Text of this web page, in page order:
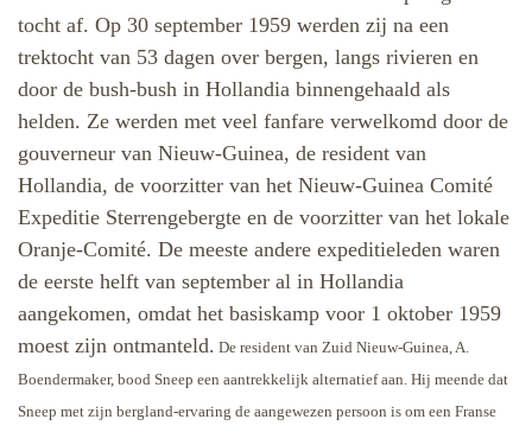
tocht af. Op 30 september 1959 werden zij na een
trektocht van 53 dagen over bergen, langs rivieren en
door de bush-bush in Hollandia binnengehaald als
helden. Ze werden met veel fanfare verwelkomd door de
gouverneur van Nieuw-Guinea, de resident van
Hollandia, de voorzitter van het Nieuw-Guinea Comité
Expeditie Sterrengebergte en de voorzitter van het lokale
Oranje-Comité. De meeste andere expeditieleden waren
de eerste helft van september al in Hollandia
aangekomen, omdat het basiskamp voor 1 oktober 1959
moest zijn ontmanteld. De resident van Zuid Nieuw-Guinea, A.
Boendermaker, bood Sneep een aantrekkelijk alternatief aan. Hij meende dat
Sneep met zijn bergland-ervaring de aangewezen persoon is om een Franse